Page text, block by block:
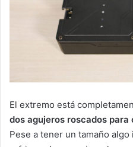
El extremo está
dos agujeros roscados
Pese a tener un tamaño